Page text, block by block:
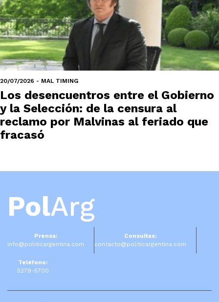
20/07/2026 - MAL TIMING
Los desencuentros entre el Gobierno
y la Selección: de la censura al
reclamo por Malvinas al feriado que
fracasó
PolArg
Prensa:
info@politicargentina.com
Consultas:
contacto@politicargentina.com
Teléfono:
5279-5700